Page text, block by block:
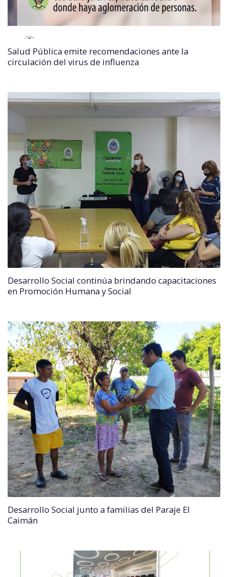
Salud Pública emite recomendaciones ante la
circulación del virus de influenza
Desarrollo Social continúa brindando capacitaciones
en Promoción Humana y Social
Desarrollo Social junto a familias del Paraje El
Caimán